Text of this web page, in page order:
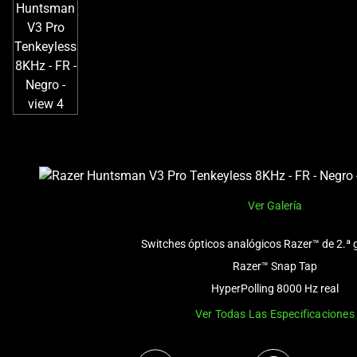
Ver Galería
Switches ópticos analógicos Razer™ de 2.ª
Razer™ Snap Tap
HyperPolling 8000 Hz real
Ver Todas Las Especificaciones